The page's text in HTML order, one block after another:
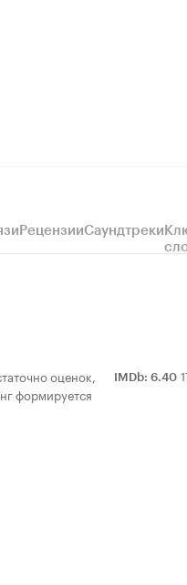
РецензииСаундтреки
оценок,
формируется
IMDb: 6.40